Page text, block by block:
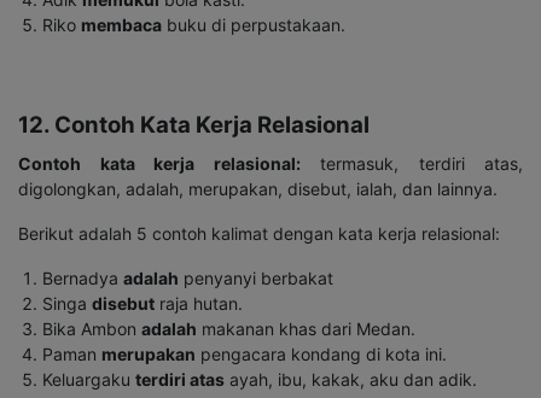
Riko membaca buku di perpustakaan.
12. Contoh Kata Kerja Relasional
Contoh kata kerja relasional: termasuk, terdiri atas,
digolongkan, adalah, merupakan, disebut, ialah, dan lainnya.
Berikut adalah 5 contoh kalimat dengan kata kerja relasional:
Bernadya adalah penyanyi berbakat
Singa disebut raja hutan.
Bika Ambon adalah makanan khas dari Medan.
Paman merupakan pengacara kondang di kota ini.
Keluargaku terdiri atas ayah, ibu, kakak, aku dan adik.